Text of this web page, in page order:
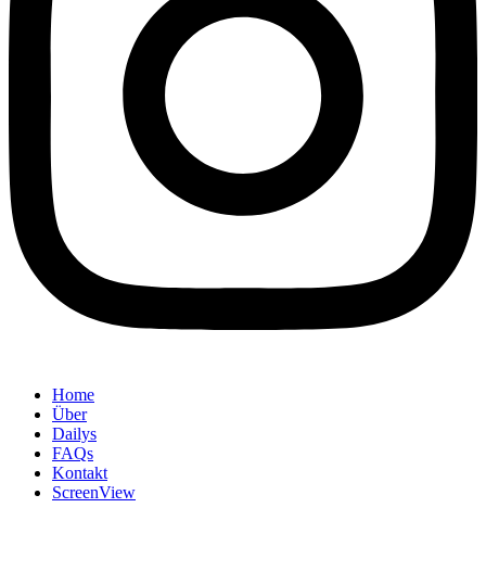
Home
Über
Dailys
FAQs
Kontakt
ScreenView